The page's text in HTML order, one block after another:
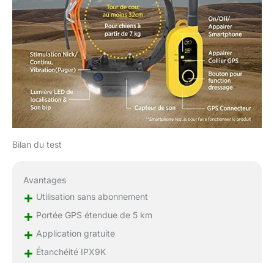
abonnement requis et
aucun frais mensuel.
Les vues de la carte
comprennent des vues
générales, satellite et
terrain. Les cartes
gratuites sont fournis
par Map Box. Les
cartes hors connexion
vous permettent de
marqueurs, des
notifications et des
Bilan du test
Avantages
+ Utilisation sans abonnement
+ Portée GPS étendue de 5 km
+ Application gratuite
+ Étanchéité IPX9K